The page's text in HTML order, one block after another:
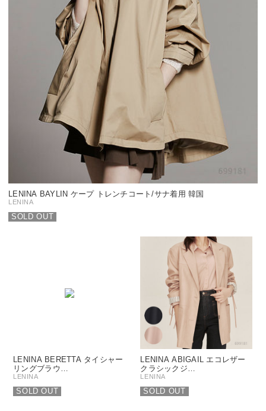
LENINA BAYLIN ケープ トレンチコート/サナ着用 韓国
LENINA
SOLD OUT
LENINA BERETTA タイシャー
リングブラウ…
LENINA
SOLD OUT
LENINA ABIGAIL エコレザー
クラシックジ…
LENINA
SOLD OUT